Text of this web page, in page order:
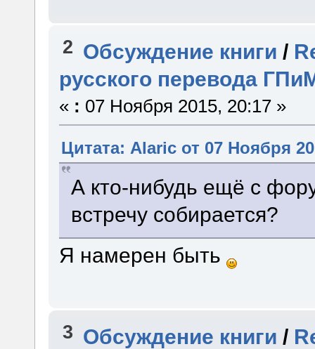
2 Обсуждение книги /
русского перевода
« : 07 Ноября 2015, 20:17 »
Цитата: Alaric от 07 Ноября
А кто-нибудь ещё с
встречу собирается?
Я намерен быть
3 Обсуждение книги /